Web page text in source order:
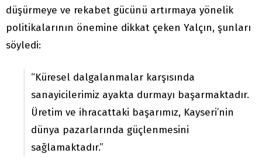
düşürmeye ve rekabet gücünü artırmaya yönelik
politikalarının önemine dikkat çeken Yalçın, şunları
söyledi:
“Küresel dalgalanmalar karşısında
sanayicilerimiz ayakta durmayı başarmaktadır.
Üretim ve ihracattaki başarımız, Kayseri’nin
dünya pazarlarında güçlenmesini
sağlamaktadır.”